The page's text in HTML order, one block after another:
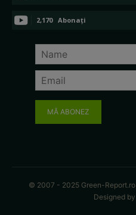
2,170 Abonați
MĂ ABONEZ
© 2007 - 2025 Green-Report.ro
Designed by